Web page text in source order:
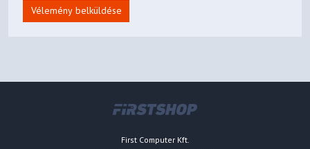
Vélemény belküldése
First Computer Kft.